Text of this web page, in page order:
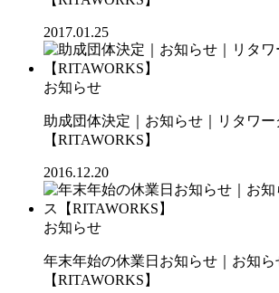
2017.01.25
お知らせ
助成団体決定｜お知らせ｜リタワー
【RITAWORKS】
2016.12.20
お知らせ
年末年始の休業日お知らせ｜お知
【RITAWORKS】